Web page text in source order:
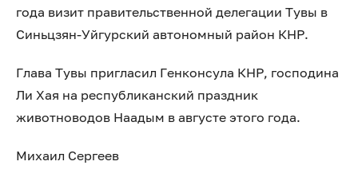
года визит правительственной делегации Тувы в
Синьцзян-Уйгурский автономный район КНР.
Глава Тувы пригласил Генконсула КНР, господина
Ли Хая на республиканский праздник
животноводов Наадым в августе этого года.
Михаил Сергеев